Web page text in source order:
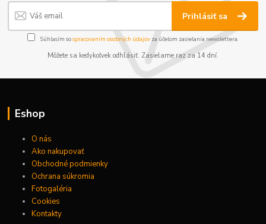
Prihlásiť sa
Súhlasím sospracovaním osobných údajov za účelom zasielania newslettera.
Môžete sa kedykoľvek odhlásiť. Zasielame raz za 14 dní.
Eshop
O nás
Ako nakupovať
Obchodné podmienky
Ochrana súkromia
Fotogaléria
Cookies
Kontakty